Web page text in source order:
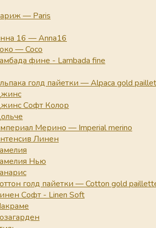
— Paris
16 — Anna16
— Coco
фине - Lambada fine
голд пайетки — Alpaca gold
Софт Колор
Мерино — Imperial merino
Линен
Нью
голд пайетки — Cotton gold
Софт - Linen Soft